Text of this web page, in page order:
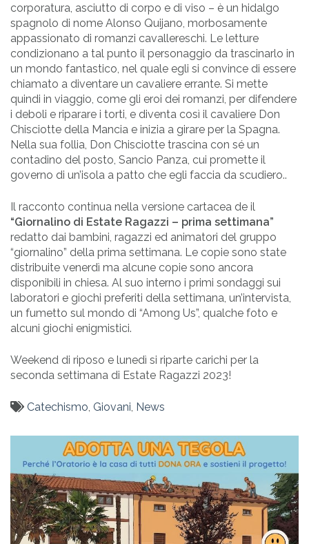
corporatura, asciutto di corpo e di viso – è un hidalgo
spagnolo di nome Alonso Quijano, morbosamente
appassionato di romanzi cavallereschi. Le letture
condizionano a tal punto il personaggio da trascinarlo in
un mondo fantastico, nel quale egli si convince di essere
chiamato a diventare un cavaliere errante. Si mette
quindi in viaggio, come gli eroi dei romanzi, per difendere
i deboli e riparare i torti, e diventa così il cavaliere Don
Chisciotte della Mancia e inizia a girare per la Spagna.
Nella sua follia, Don Chisciotte trascina con sé un
contadino del posto, Sancio Panza, cui promette il
governo di un’isola a patto che egli faccia da scudiero..
Il racconto continua nella versione cartacea de il
“Giornalino di Estate Ragazzi – prima settimana”
redatto dai bambini, ragazzi ed animatori del gruppo
“giornalino” della prima settimana. Le copie sono state
distribuite venerdì ma alcune copie sono ancora
disponibili in chiesa. Al suo interno i primi sondaggi sui
laboratori e giochi preferiti della settimana, un’intervista,
un fumetto sul mondo di “Among Us”, qualche foto e
alcuni giochi enigmistici.
Weekend di riposo e lunedì si riparte carichi per la
seconda settimana di Estate Ragazzi 2023!
Catechismo Giovani News